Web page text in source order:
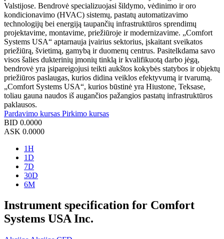
Valstijose. Bendrovė specializuojasi šildymo, vėdinimo ir oro
kondicionavimo (HVAC) sistemų, pastatų automatizavimo
technologijų bei energiją taupančių infrastruktūros sprendimų
projektavime, montavime, priežiūroje ir modernizavime. „Comfort
Systems USA“ aptarnauja įvairius sektorius, įskaitant sveikatos
priežiūrą, švietimą, gamybą ir duomenų centrus. Pasitelkdama savo
visos šalies dukterinių įmonių tinklą ir kvalifikuotą darbo jėgą,
bendrovė yra įsipareigojusi teikti aukštos kokybės statybos ir objektų
priežiūros paslaugas, kurios didina veiklos efektyvumą ir tvarumą.
„Comfort Systems USA“, kurios būstinė yra Hiustone, Teksase,
toliau gauna naudos iš augančios pažangios pastatų infrastruktūros
paklausos.
Pardavimo kursas Pirkimo kursas
BID 0.0000
ASK 0.0000
1H
1D
7D
30D
6M
Instrument specification for Comfort
Systems USA Inc.